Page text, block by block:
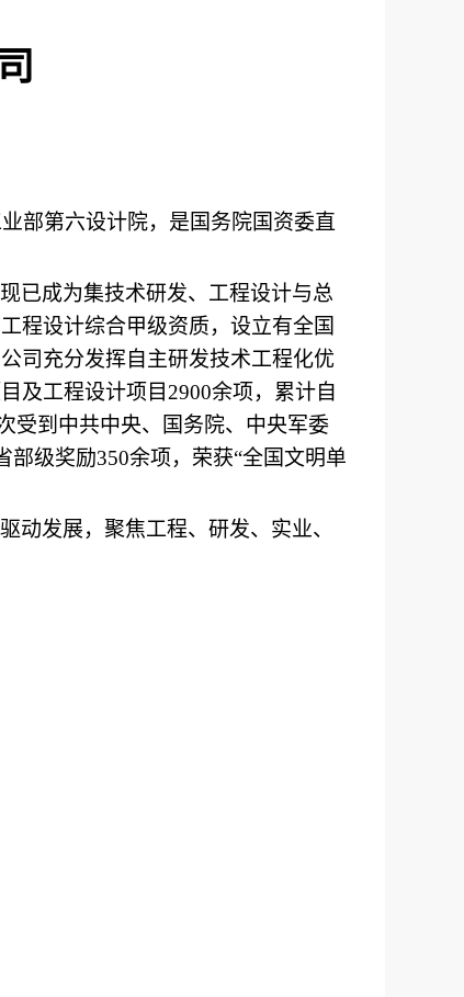
部第六设计院，是国务院国资委直
已成为集技术研发、工程设计与总
程设计综合甲级资质，设立有全国
司充分发挥自主研发技术工程化优
及工程设计项目 2900余项，累计自
受到中共中央、国务院、中央军委
部级奖励350余项，荣获“全国文明单
动发展，聚焦工程、研发、实业、